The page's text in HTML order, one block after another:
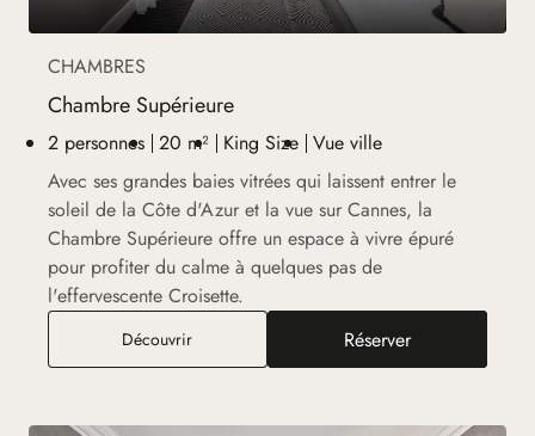
CHAMBRES
Chambre Supérieure
2 personnes 20 m² King Size Vue ville
Avec ses grandes baies vitrées qui laissent entrer le
soleil de la Côte d'Azur et la vue sur Cannes, la
Chambre Supérieure offre un espace à vivre épuré
pour profiter du calme à quelques pas de
l'effervescente Croisette.
DécouvrirChambre Supérieure Réserver